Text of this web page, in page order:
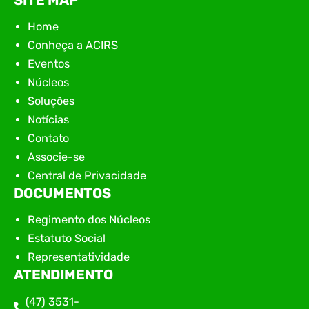
Home
Conheça a ACIRS
Eventos
Núcleos
Soluções
Notícias
Contato
Associe-se
Central de Privacidade
DOCUMENTOS
Regimento dos Núcleos
Estatuto Social
Representatividade
ATENDIMENTO
(47) 3531-